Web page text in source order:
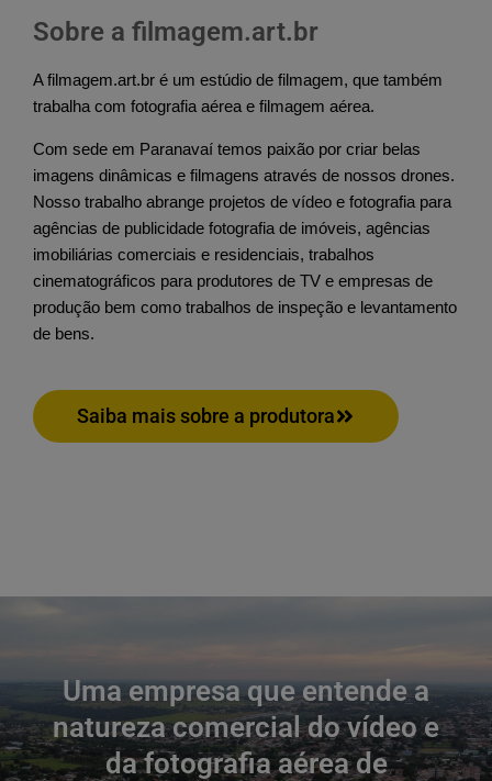
Sobre a filmagem.art.br
A filmagem.art.br é um estúdio de filmagem, que também
trabalha com fotografia aérea e filmagem aérea.
Com sede em Paranavaí temos paixão por criar belas
imagens dinâmicas e filmagens através de nossos drones.
Nosso trabalho abrange projetos de vídeo e fotografia para
agências de publicidade fotografia de imóveis, agências
imobiliárias comerciais e residenciais, trabalhos
cinematográficos para produtores de TV e empresas de
produção bem como trabalhos de inspeção e levantamento
de bens.
Saiba mais sobre a produtora
Uma empresa que entende a
natureza comercial do vídeo e
da fotografia aérea de